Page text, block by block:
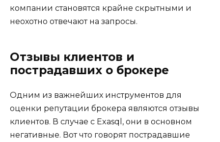
компании становятся крайне скрытными и
неохотно отвечают на запросы.
Отзывы клиентов и
пострадавших о брокере
Одним из важнейших инструментов для
оценки репутации брокера являются отзывы
клиентов. В случае с Exasql, они в основном
негативные. Вот что говорят пострадавшие